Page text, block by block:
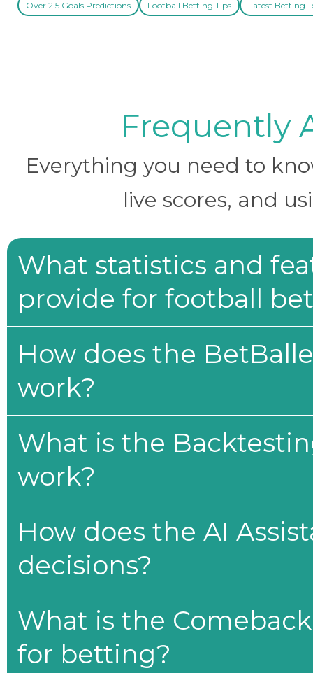
Over 2.5 Goals Predictions Football Betting Tips Latest Betting
Frequently
Everything you need to
live scores, and
What statistics and
provide for football
How does the
work?
What is the
work?
How does the AI
decisions?
What is the
for betting?